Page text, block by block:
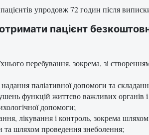
упродовж 72 годин після виписки
пацієнт
перебування, зокрема, зі
паліативної допомоги та
функцій життєво важливих органів
допомоги;
лікування і контроль, зокрема
та шляхом проведення знеболення;